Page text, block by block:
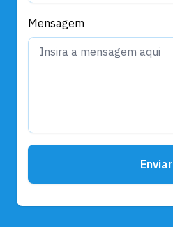
Mensagem
Enviar